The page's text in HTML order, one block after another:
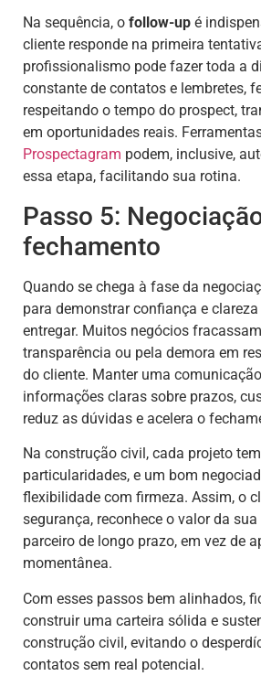
Na sequência, o follow-up é
cliente responde na primeira
profissionalismo pode fazer toda a
constante de contatos e lembretes,
respeitando o tempo do prospect,
em oportunidades reais.
Prospectagram podem, inclusive,
essa etapa, facilitando sua rotina.
Passo 5:
fechamento
Quando se chega à fase da
para demonstrar confiança e
entregar. Muitos negócios
transparência ou pela demora em
do cliente. Manter uma
informações claras sobre prazos,
reduz as dúvidas e acelera o
Na construção civil, cada projeto
particularidades, e um bom
flexibilidade com firmeza. Assim, o
segurança, reconhece o valor da
parceiro de longo prazo, em vez de
momentânea.
Com esses passos bem alinhados,
construir uma carteira sólida e
construção civil, evitando o
contatos sem real potencial.